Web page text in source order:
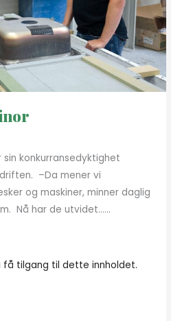
konkurransedyktighet
–Da mener vi
og maskiner, minner daglig
Nå har de utvidet…...
tilgang til dette innholdet.